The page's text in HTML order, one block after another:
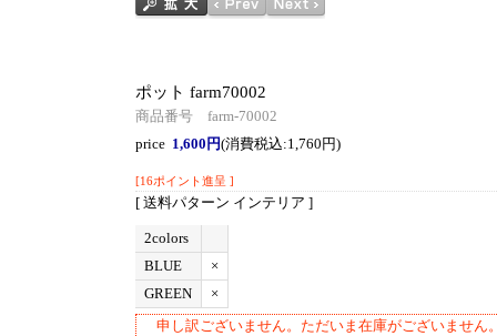
ポット farm70002
商品番号 farm-70002
price 1,600円(消費税込:1,760円)
[16ポイント進呈 ]
[ 送料パターン インテリア ]
2colors
BLUE
×
GREEN
×
申し訳ございません。ただいま在庫がございません